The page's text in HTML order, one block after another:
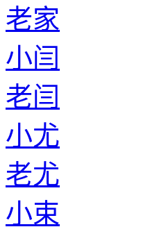
老家
小闫
老闫
小尤
老尤
小束